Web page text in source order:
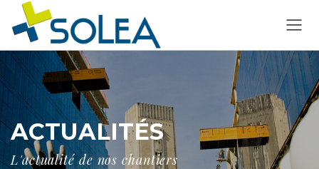
ACTUALITÉS
L'actualité de nos chantiers